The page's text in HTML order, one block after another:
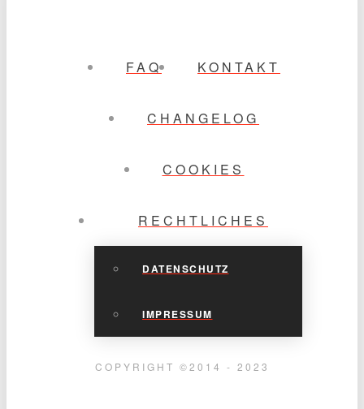
FAQ KONTAKT
CHANGELOG
COOKIES
RECHTLICHES
DATENSCHUTZ
IMPRESSUM
COPYRIGHT ©2014 - 2023